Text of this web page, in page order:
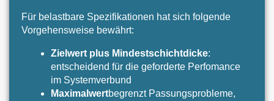
Für belastbare Spezifikationen hat sich folgende
Vorgehensweise bewährt:
Zielwert plus Mindestschichtdicke:
entscheidend für die geforderte Perfomance
im Systemverbund
Maximalwertbegrenzt Passungsprobleme,